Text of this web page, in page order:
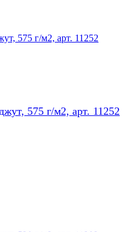
575 г/м2, арт. 11252